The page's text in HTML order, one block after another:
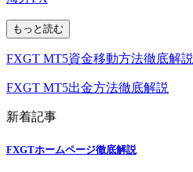
もっと読む
FXGT MT5資金移動方法徹底解説
FXGT MT5出金方法徹底解説
新着記事
FXGTホームページ徹底解説